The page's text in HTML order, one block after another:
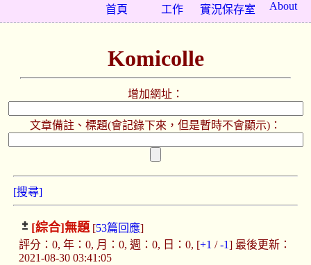
About
實況保存室
工作
首頁
Komicolle
增加網址：
文章備註、標題(會記錄下來，但是暫時不會顯示)：
[搜尋]
[綜合]無題[53篇回應]
評分：0, 年：0, 月：0, 週：0, 日：0, [+1 /-1] 最後更新：
2021-08-30 03:41:05